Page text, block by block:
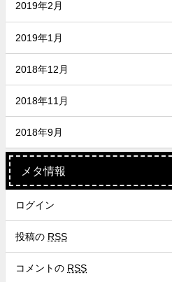
2019年2月
2019年1月
2018年12月
2018年11月
2018年9月
メタ情報
ログイン
投稿の RSS
コメントの RSS